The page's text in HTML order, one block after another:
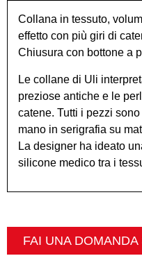
Collana in tessuto,
effetto con più giri di
Chiusura con bottone a
Le collane di Uli
preziose antiche e le
catene. Tutti i pezzi
mano in serigrafia su
La designer ha ideato
silicone medico tra i
FAI UNA